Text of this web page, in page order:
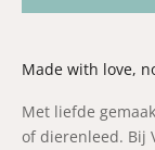
Made with love,
Met liefde
of dierenleed. Bij